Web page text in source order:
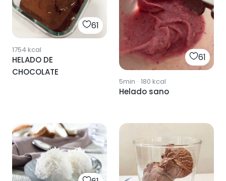
61
1754 kcal
HELADO DE
CHOCOLATE
61
5min · 180 kcal
Helado sano